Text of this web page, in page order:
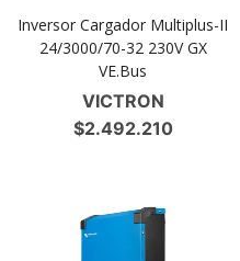
Inversor Cargador Multiplus-II
24/3000/70-32 230V GX
VE.Bus
VICTRON
$2.492.210